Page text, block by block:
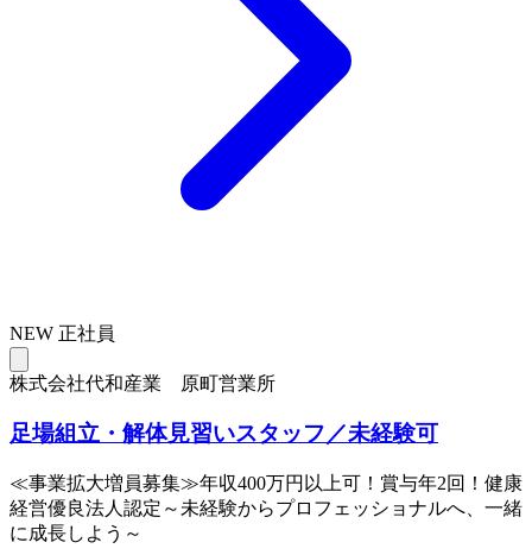
NEW 正社員
株式会社代和産業 原町営業所
足場組立・解体見習いスタッフ／未経験可
≪事業拡大増員募集≫年収400万円以上可！賞与年2回！健康
経営優良法人認定～未経験からプロフェッショナルへ、一緒
に成長しよう～